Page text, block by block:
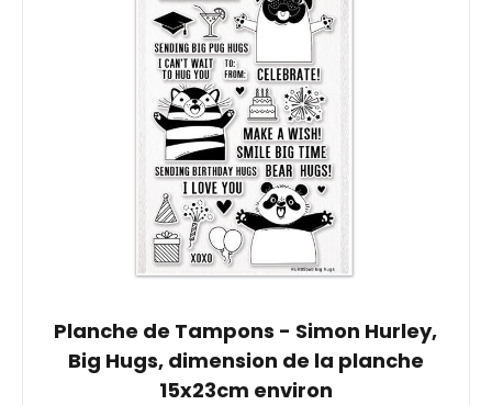
Planche de Tampons - Simon Hurley,
Big Hugs, dimension de la planche
15x23cm environ